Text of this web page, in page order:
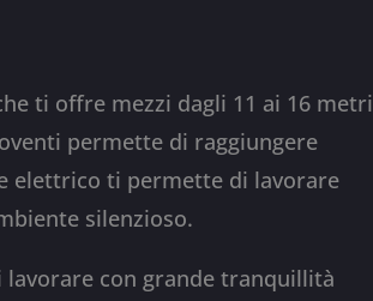
ti offre mezzi dagli 11 ai 16 metri
permette di raggiungere
elettrico ti permette di lavorare
silenzioso.
con grande tranquillità